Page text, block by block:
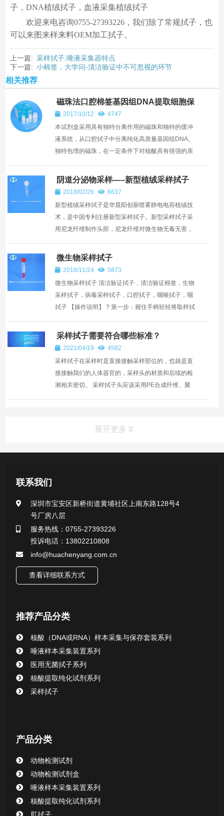
子，DNA植绒拭子，血液采集植绒拭子
欢迎来电咨询0755-27393226，我们除了常规拭子，也
可以来图来样来料OEM加工拭子。
上一篇: 采样拭子,唾液采集器特点
下一篇: 小棉签，大学问-清洁验证中不可忽视的环节
相关推荐
磁珠法口腔棉签基因组DNA提取细胞保
存液2017/10/12
4747
本试剂盒采用具有独特分离作用的磁珠和独特的缓冲
液系统，从口腔拭子中分离纯化高质量基因组DNA。
独特包埋的磁珠，在一定条件下对核酸具有很强的亲
达到快速分离纯...
阴道分泌物采样—–新型植绒采样拭子
2018/02/26
6637
新型植绒采样拭子是华晨阳创新喷雾静电电荷植绒技
术，是中国专利注册新型采样拭子。新型采样拭子采
用尼龙纤维制作头部，尼龙纤维对微生物无毒无害，
释放量。 尼龙...
微生物采样拭子
2018/11/24
5873
微生物采样拭子 清洁验证拭子，清洁验证棉签，生物
采样拭子，病毒采样拭子，口腔拭子，咽喉拭子，咽
拭子 【操作说明】 ? 第一步：握住手柄轻轻将取样拭
采样拭子需要符合哪些标准？
2021/04/19
4582
采样拭子在采样时是直接接触采样部位的，也就是直
接接触我们的人体器官的，采样头的材质和后续的检
测相关密切。 采样拭子头应该采用PE合成纤维、聚
展开更多
一次性使用采样器系列
微生物样本保存液（通用运输传媒介质）系列
核酸（DNA&RNA）样本采集与保存套装系列
核酸提取或纯化试剂
清洁验证棉签系列
动物检测试剂
联系我们
深圳市宝安区新桥街道黄埔社区上南东路128号4
号厂房八层
服务热线：0755-27393226
投诉电话：13802210808
info@huachenyang.com.cn
查看详细联系方式
推荐产品分类
核酸（DNA或RNA）样本采集与保存套装系列
唾液样本采集装置系列
医用无菌拭子系列
核酸提取纯化试剂系列
采样拭子
产品分类
动物检测试剂
动物检测试剂盒
唾液样本采集装置系列
核酸提取纯化试剂系列